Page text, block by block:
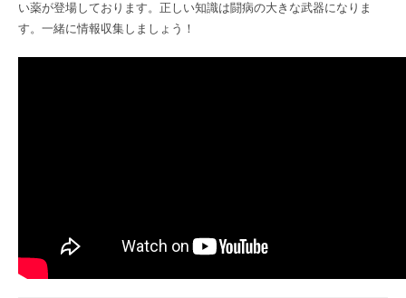
い薬が登場しております。正しい知識は闘病の大きな武器になりま
す。一緒に情報収集しましょう！